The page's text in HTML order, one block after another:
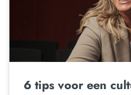
6 tips voor een